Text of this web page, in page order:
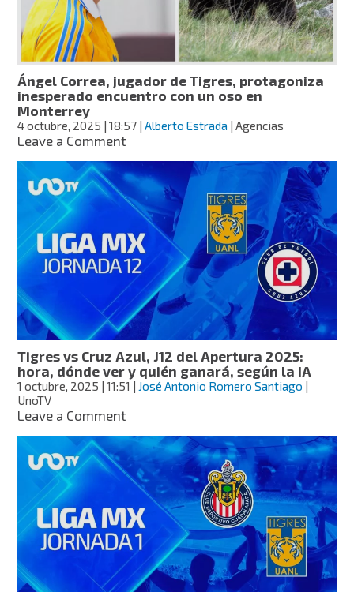
asesinato
de
de
Tránsito
Ángel Correa, jugador de Tigres, protagoniza
inesperado encuentro con un oso en
Monterrey
4 octubre, 2025 | 18:57 |Alberto Estrada | Agencias
Leave a Commenton
Correa,
jugador
de
Tigres,
protagoniza
inesperado
encuentro
con
un
oso
en
Monterrey
Tigres vs Cruz Azul, J12 del Apertura 2025:
hora, dónde ver y quién ganará, según la IA
1 octubre, 2025 | 11:51 | José Antonio Romero Santiago |
UnoTV
Leave a Commenton
vs
Cruz
Azul,
J12
del
Apertura
2025:
hora,
dónde
ver